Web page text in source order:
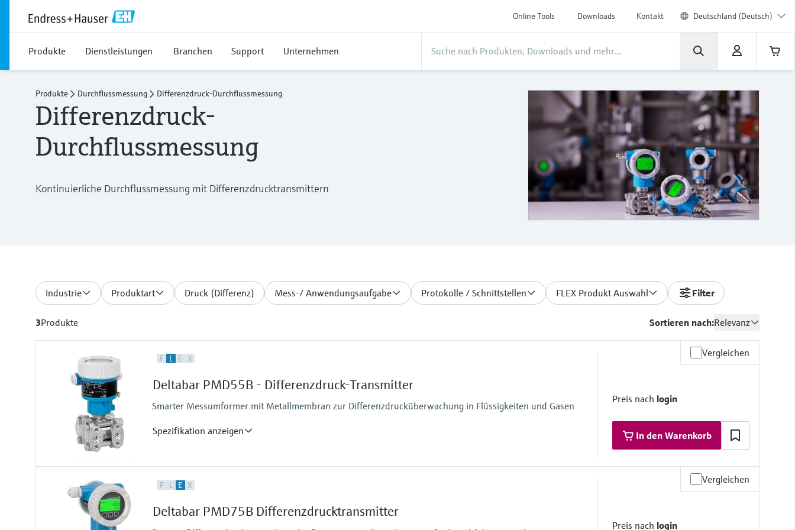
Online Tools Downloads Kontakt Deutschland (Deutsch)
Produkte Dienstleistungen Branchen Support Unternehmen
Produkte Durchflussmessung Differenzdruck-Durchflussmessung
Differenzdruck-
Durchflussmessung
Kontinuierliche Durchflussmessung mit Differenzdrucktransmittern
Industrie Produktart Druck (Differenz) Mess-/ Anwendungsaufgabe Protokolle / Schnittstellen FLEX Produkt Auswahl Filter
3Produkte Sortieren nach:Relevanz
F L E X Vergleichen
Deltabar PMD55B - Differenzdruck-Transmitter
Smarter Messumformer mit Metallmembran zur Differenzdrucküberwachung in Flüssigkeiten und Gasen
Spezifikation anzeigen
Preis nach login
In den Warenkorb
Genauigkeit
bis 0,075 %
Platinum:
F L E X Vergleichen
Deltabar PMD75B Differenzdrucktransmitter
Preis nach login